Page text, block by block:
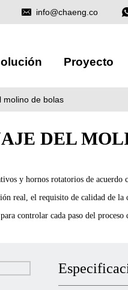
info@chaeng.co
Proyecto
molino de bolas
DEL
y hornos rotatorios de
el requisito de calidad de la
controlar cada paso del